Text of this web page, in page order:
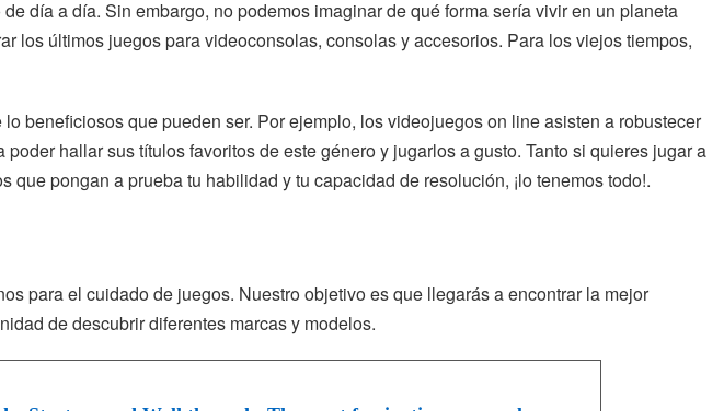
día a día. Sin embargo, no podemos imaginar de qué forma sería vivir en un planeta
los últimos juegos para videoconsolas, consolas y accesorios. Para los viejos tiempos,
beneficiosos que pueden ser. Por ejemplo, los videojuegos on line asisten a robustecer
hallar sus títulos favoritos de este género y jugarlos a gusto. Tanto si quieres jugar a
pongan a prueba tu habilidad y tu capacidad de resolución, ¡lo tenemos todo!.
para el cuidado de juegos. Nuestro objetivo es que llegarás a encontrar la mejor
de descubrir diferentes marcas y modelos.